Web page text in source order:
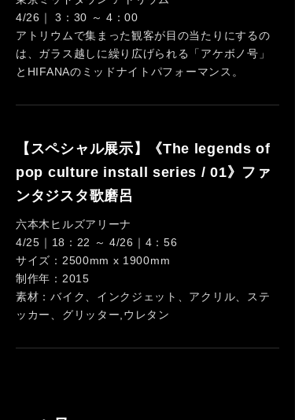
4/26｜ 3：30 ～ 4：00
アトリウムで集まった観客が目の当たりにするの
は、ガラス越しに繰り広げられる「アケボノ号」
とHIFANAのミッドナイトパフォーマンス。
【スペシャル展示】《The legends of
pop culture install series / 01》ファ
ンタジスタ歌磨呂
六本木ヒルズアリーナ
4/25｜18：22 ～ 4/26｜4：56
サイズ：2500mm x 1900mm
制作年：2015
素材：バイク、インクジェット、アクリル、ステ
ッカー、グリッター,ウレタン